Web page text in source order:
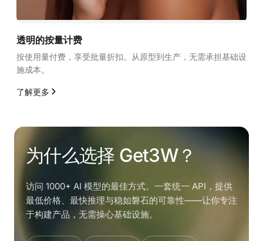
透明的按量计费
按使用量付费，享受批量折扣。从原型到生产，无需承担基础设
施成本。
了解更多
为什么选择 Get3W？
访问 1000+ AI 模型的最佳方式。一套统一 API，提供
最低价格、最快推理与稳如磐石的可靠性——让你专注
于构建产品，无需操心基础设施。